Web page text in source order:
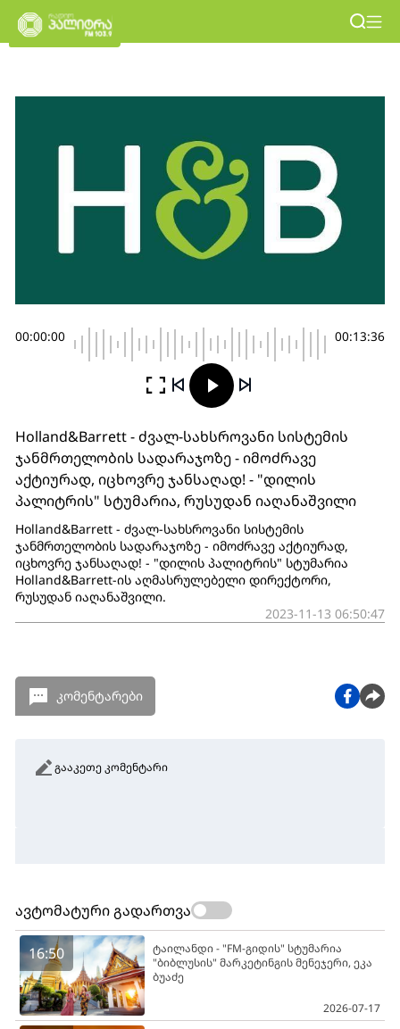
00:00:00 00:13:36
Holland&Barrett - ძვალ-სახსროვანი სისტემის
ჯანმრთელობის სადარაჯოზე - იმოძრავე
აქტიურად, იცხოვრე ჯანსაღად! - "დილის
პალიტრის" სტუმარია, რუსუდან იაღანაშვილი
Holland&Barrett - ძვალ-სახსროვანი სისტემის
ჯანმრთელობის სადარაჯოზე - იმოძრავე აქტიურად,
იცხოვრე ჯანსაღად! - "დილის პალიტრის" სტუმარია
Holland&Barrett-ის აღმასრულებელი დირექტორი,
რუსუდან იაღანაშვილი.
2023-11-13 06:50:47
კომენტარები
გააკეთე კომენტარი
ავტომატური გადართვა
16:50
ტაილანდი - "FM-გიდის" სტუმარია
"ბიბლუსის" მარკეტინგის მენეჯერი, ეკა
ბუაძე
2026-07-17